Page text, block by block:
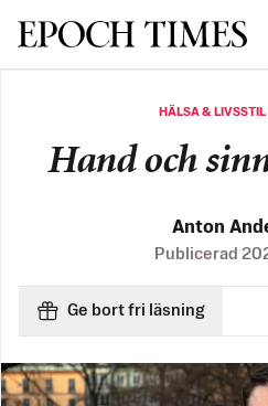
Svenska Epoch Times
HÄLSA &
Hand och
Anton
Publicerad
Ge bort fri läsning